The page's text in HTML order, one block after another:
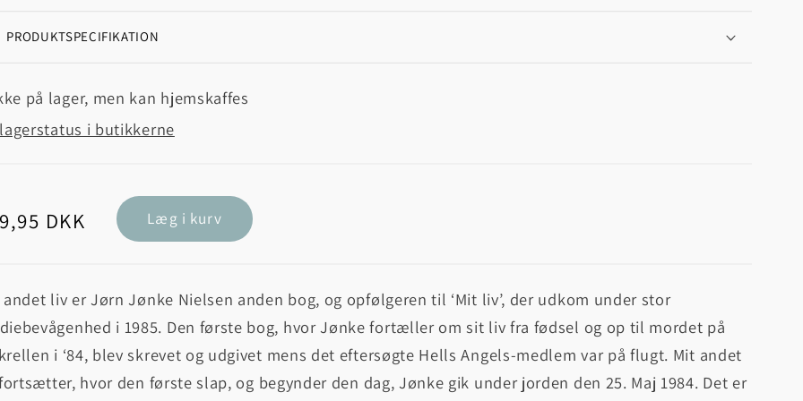
PRODUKTSPECIFIKATION
på lager, men kan hjemskaffes
i butikkerne
DKK Læg i kurv
andet liv er Jørn Jønke Nielsen anden bog, og opfølgeren til ‘Mit liv’, der udkom under stor
i 1985. Den første bog, hvor Jønke fortæller om sit liv fra fødsel og op til mordet på
i ‘84, blev skrevet og udgivet mens det eftersøgte Hells Angels-medlem var på flugt. Mit andet
hvor den første slap, og begynder den dag, Jønke gik under jorden den 25. Maj 1984. Det er